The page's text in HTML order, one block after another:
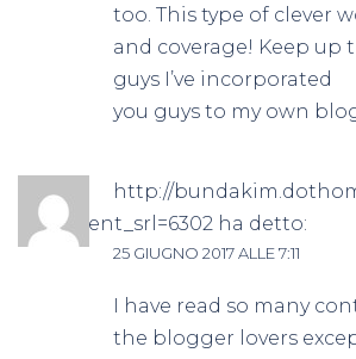
too. This type of clever
and coverage! Keep up
guys I’ve incorporated
you guys to my own
http://
document_srl=6302 ha detto:
25 GIUGNO 2017 ALLE 7:11
I have read so many
the blogger lovers